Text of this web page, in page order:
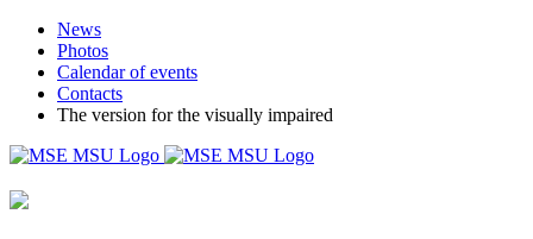
Skip
content
TelegramNews
Photos
Calendar of events
Contacts
The version for the visually impaired